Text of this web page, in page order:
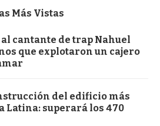
Más Vistas
cantante de trap Nahuel
que explotaron un cajero
del edificio más
Latina: superará los 470